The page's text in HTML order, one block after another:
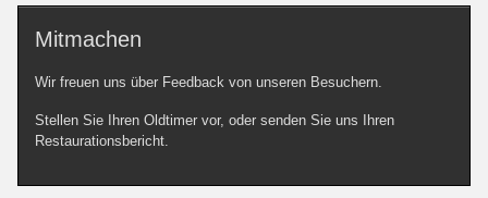
Mitmachen
Wir freuen uns über Feedback von unseren Besuchern.
Stellen Sie Ihren Oldtimer vor, oder senden Sie uns Ihren
Restaurationsbericht.